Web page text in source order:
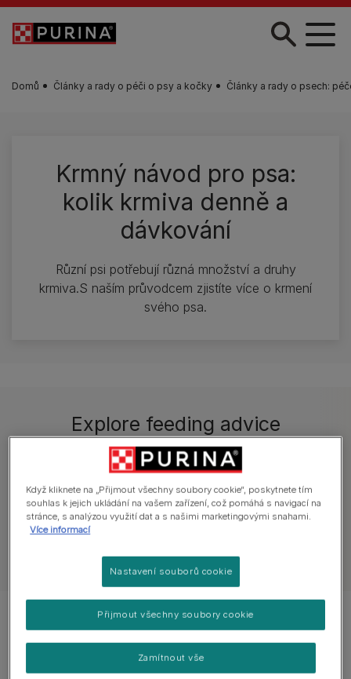
Skip to main content
Domů Články a rady o péči o psy a kočky Články a rady o psech:
Krmný návod pro psa:
kolik krmiva denně a
dávkování
Různí psi potřebují různá množství a druhy
krmiva.S naším průvodcem zjistíte více o krmení
svého psa.
Explore feeding advice
Všechny články o krmení Co psi jedí
Zobrazit všechny články o psech
Zobrazeno 5 ze 5 článků
Populární články
Když kliknete na „Přijmout všechny soubory cookie“, poskytnete tím
souhlas k jejich ukládání na vašem zařízení, což pomáhá s navigací na
stránce, s analýzou využití dat a s našimi marketingovými snahami.
Více informací
Nastavení souborů cookie
Zamítnout vše
Přijmout všechny soubory cookie